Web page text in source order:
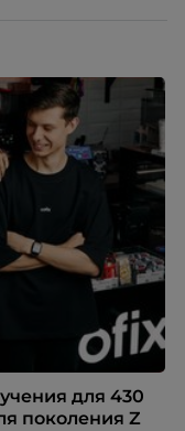
для 430
поколения Z